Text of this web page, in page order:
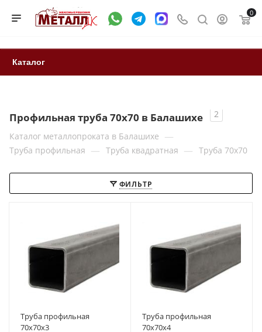
0
Каталог
Профильная труба 70x70 в Балашихе
2
Каталог металлопроката в Балашихе —
Труба профильная — Труба квадратная — Труба 70x70
ФИЛЬТР
Труба профильная
70х70х3
Труба профильная
70х70х4